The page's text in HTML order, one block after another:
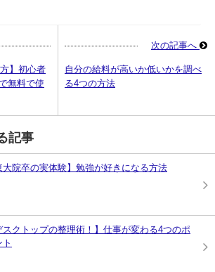
】初心者
無料で使
次の記事へ
自分の給料が高いか低いかを調べ
る4つの方法
記事
大院卒の実体験】勉強が好きになる方法
スクトップの整理術！】仕事が変わる4つのポ
ト